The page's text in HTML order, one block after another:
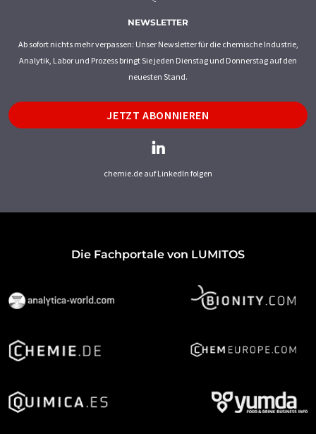
NEWSLETTER
Ab sofort nichts mehr verpassen: Unser Newsletter für die chemische Industrie,
Analytik, Labor und Prozess bringt Sie jeden Dienstag und Donnerstag auf den
neuesten Stand.
JETZT ABONNIEREN
chemie.de auf LinkedIn folgen
Die Fachportale von LUMITOS